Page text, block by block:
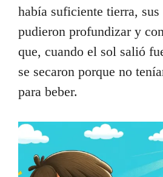
había suficiente tierra, sus
pudieron profundizar y
que, cuando el sol salió
se secaron porque no
para beber.